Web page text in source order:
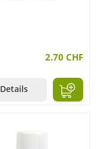
2.70 CHF
Details